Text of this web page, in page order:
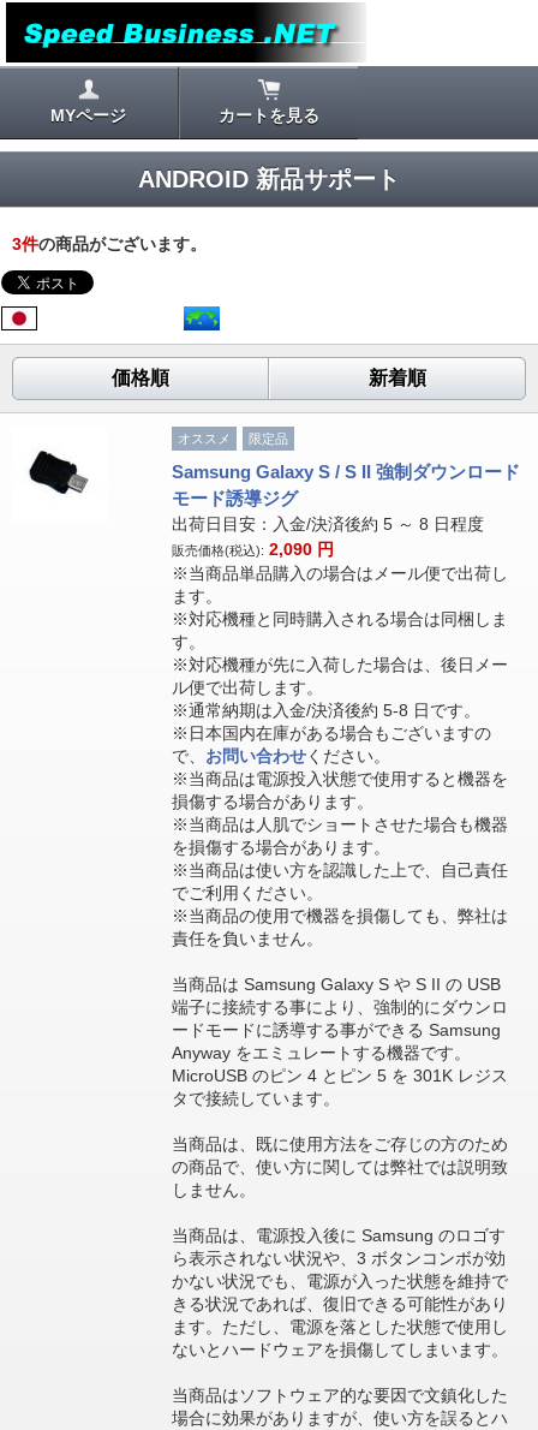
MYページ カートを見る
ANDROID 新品サポート
3件の商品がございます。
価格順 新着順
オススメ 限定品
Samsung Galaxy S / S II 強制ダウンロード
モード誘導ジグ
出荷日目安：入金/決済後約 5 ～ 8 日程度
販売価格(税込): 2,090 円
※当商品単品購入の場合はメール便で出荷し
ます。
※対応機種と同時購入される場合は同梱しま
す。
※対応機種が先に入荷した場合は、後日メー
ル便で出荷します。
※通常納期は入金/決済後約 5-8 日です。
※日本国内在庫がある場合もございますの
で、 お問い合わせください。
※当商品は電源投入状態で使用すると機器を
損傷する場合があります。
※当商品は人肌でショートさせた場合も機器
を損傷する場合があります。
※当商品は使い方を認識した上で、自己責任
でご利用ください。
※当商品の使用で機器を損傷しても、弊社は
責任を負いません。
当商品は Samsung Galaxy S や S II の USB
端子に接続する事により、強制的にダウンロ
ードモードに誘導する事ができる Samsung
Anyway をエミュレートする機器です。
MicroUSB のピン 4 とピン 5 を 301K レジス
タで接続しています。
当商品は、既に使用方法をご存じの方のため
の商品で、使い方に関しては弊社では説明致
しません。
当商品は、電源投入後に Samsung のロゴす
ら表示されない状況や、3 ボタンコンボが効
かない状況でも、電源が入った状態を維持で
きる状況であれば、復旧できる可能性があり
ます。ただし、電源を落とした状態で使用し
ないとハードウェアを損傷してしまいます。
当商品はソフトウェア的な要因で文鎮化した
場合に効果がありますが、使い方を誤るとハ